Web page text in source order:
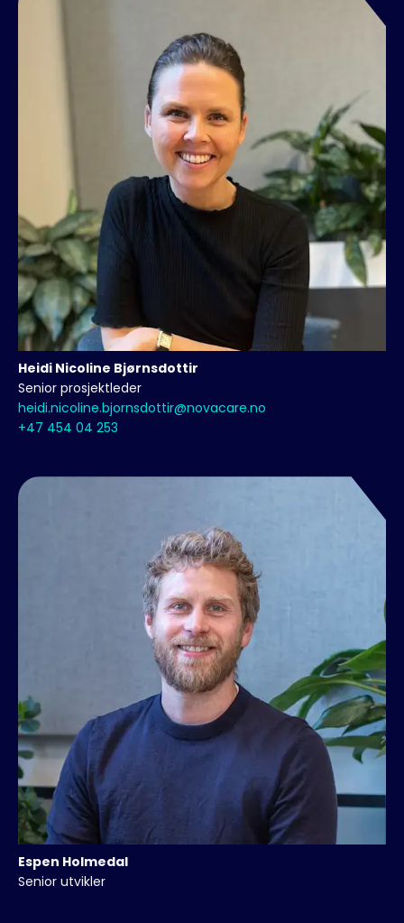
Heidi Nicoline Bjørnsdottir
Senior prosjektleder
heidi.nicoline.bjornsdottir@novacare.no
+47 454 04 253
Espen Holmedal
Senior utvikler